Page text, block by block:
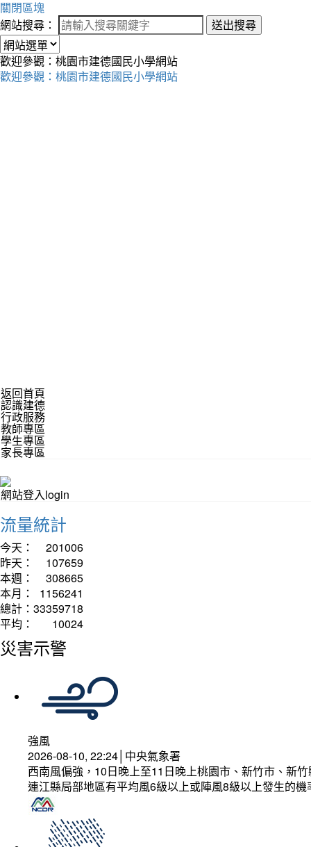
關閉區塊
網站搜尋：
送出搜尋
歡迎參觀：桃園市建德國民小學網站
歡迎參觀：桃園市建德國民小學網站
返回首頁
認識建德
行政服務
教師專區
學生專區
家長專區
網站登入login
流量統計
今天：
201006
昨天：
107659
本週：
308665
本月：
1156241
總計： 33359718
平均：
10024
災害示警
強風
2026-08-10, 22:24│中央氣象署
西南風偏強，10日晚上至11日晚上桃園市、新竹市、新
連江縣局部地區有平均風6級以上或陣風8級以上發生的